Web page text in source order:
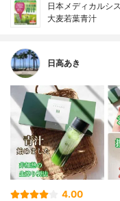
日本メディカルシ
大麦若葉青汁
日高あき
4.00